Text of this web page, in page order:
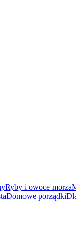
Ryby i owoce morza
Domowe porządki